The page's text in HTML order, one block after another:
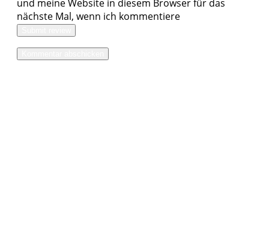
und meine Website in diesem Browser für das
nächste Mal, wenn ich kommentiere